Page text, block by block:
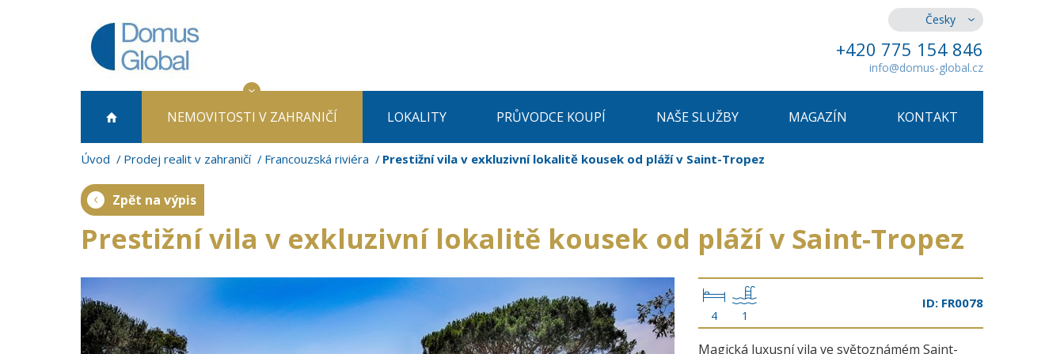
Česky
+420 775 154 846
info@domus-global.cz
NEMOVITOSTI V ZAHRANIČÍ LOKALITY PRŮVODCE KOUPÍ NAŠE SLUŽBY MAGAZÍN KONTAKT
Úvod Prodej realit v zahraničí Francouzská riviéra Prestižní vila v exkluzivní lokalitě kousek od pláží v Saint-Tropez
Zpět na výpis
Prestižní vila v exkluzivní lokalitě kousek od pláží v Saint-Tropez
4 1
ID: FR0078
Magická luxusní vila ve světoznámém Saint-